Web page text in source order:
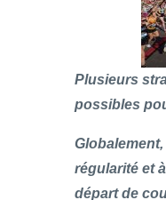
Plusieurs
possibles
régularité et
départ de